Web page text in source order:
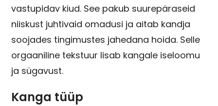
vastupidav kiud. See pakub suurepäraseid
niiskust juhtivaid omadusi ja aitab kandja
soojades tingimustes jahedana hoida. Selle
orgaaniline tekstuur lisab kangale iseloomu
ja sügavust.
Kanga tüüp